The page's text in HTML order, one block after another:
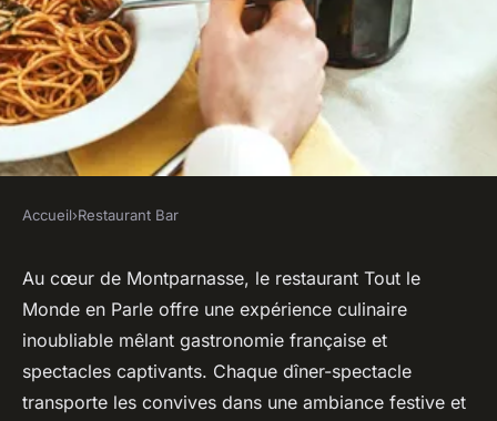
Restaurant montparnasse
paris 14ème – le restaurant
tout le monde en parle, un
dîner-spectacle inoubliable !
Accueil›Restaurant Bar
Au cœur de Montparnasse, le restaurant Tout le
Monde en Parle offre une expérience culinaire
inoubliable mêlant gastronomie française et
spectacles captivants. Chaque dîner-spectacle
transporte les convives dans une ambiance festive et